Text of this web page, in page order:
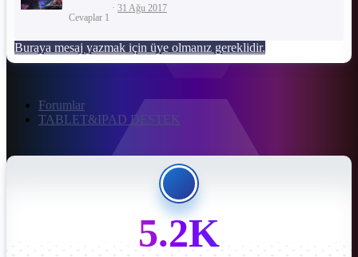
Cevaplar 1
31 Ağu 2017
Buraya mesaj yazmak için üye olmanız gereklidir.
Forumlar
TABLET&IPAD DESTEK
5.2K